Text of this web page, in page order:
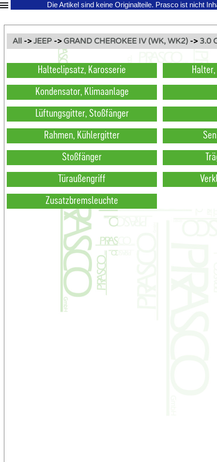
Die Artikel sind keine Originalteile. Prasco ist nicht
All ->JEEP -> GRAND CHEROKEE IV (WK, WK2) -> 3.0
Halteclipsatz, Karosserie
Kondensator, Klimaanlage
Lüftungsgitter, Stoßfänger
Rahmen, Kühlergitter
Stoßfänger
Türaußengriff
Zusatzbremsleuchte